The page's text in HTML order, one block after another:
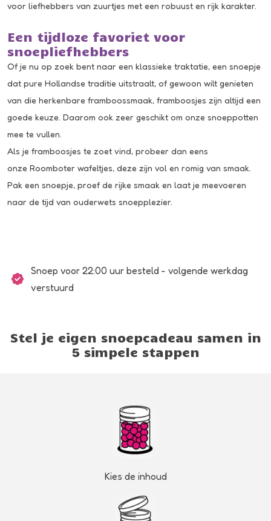
voor liefhebbers van zuurtjes met een robuust en rijk karakter.
Een tijdloze favoriet voor
snoepliefhebbers
Of je nu op zoek bent naar een klassieke traktatie, een snoepje
dat pure Hollandse traditie uitstraalt, of gewoon wilt genieten
van die herkenbare framboossmaak, framboosjes zijn altijd een
goede keuze. Daarom ook zeer geschikt om onze snoeppotten
mee te vullen.
Als je framboosjes te zoet vind, probeer dan eens
onze Roomboter wafeltjes, deze zijn vol en romig van smaak.
Pak een snoepje, proef de rijke smaak en laat je meevoeren
naar de tijd van ouderwets snoepplezier.
Snoep voor 22:00 uur besteld - volgende werkdag
verstuurd
Stel je eigen snoepcadeau samen in
5 simpele stappen
Kies de inhoud